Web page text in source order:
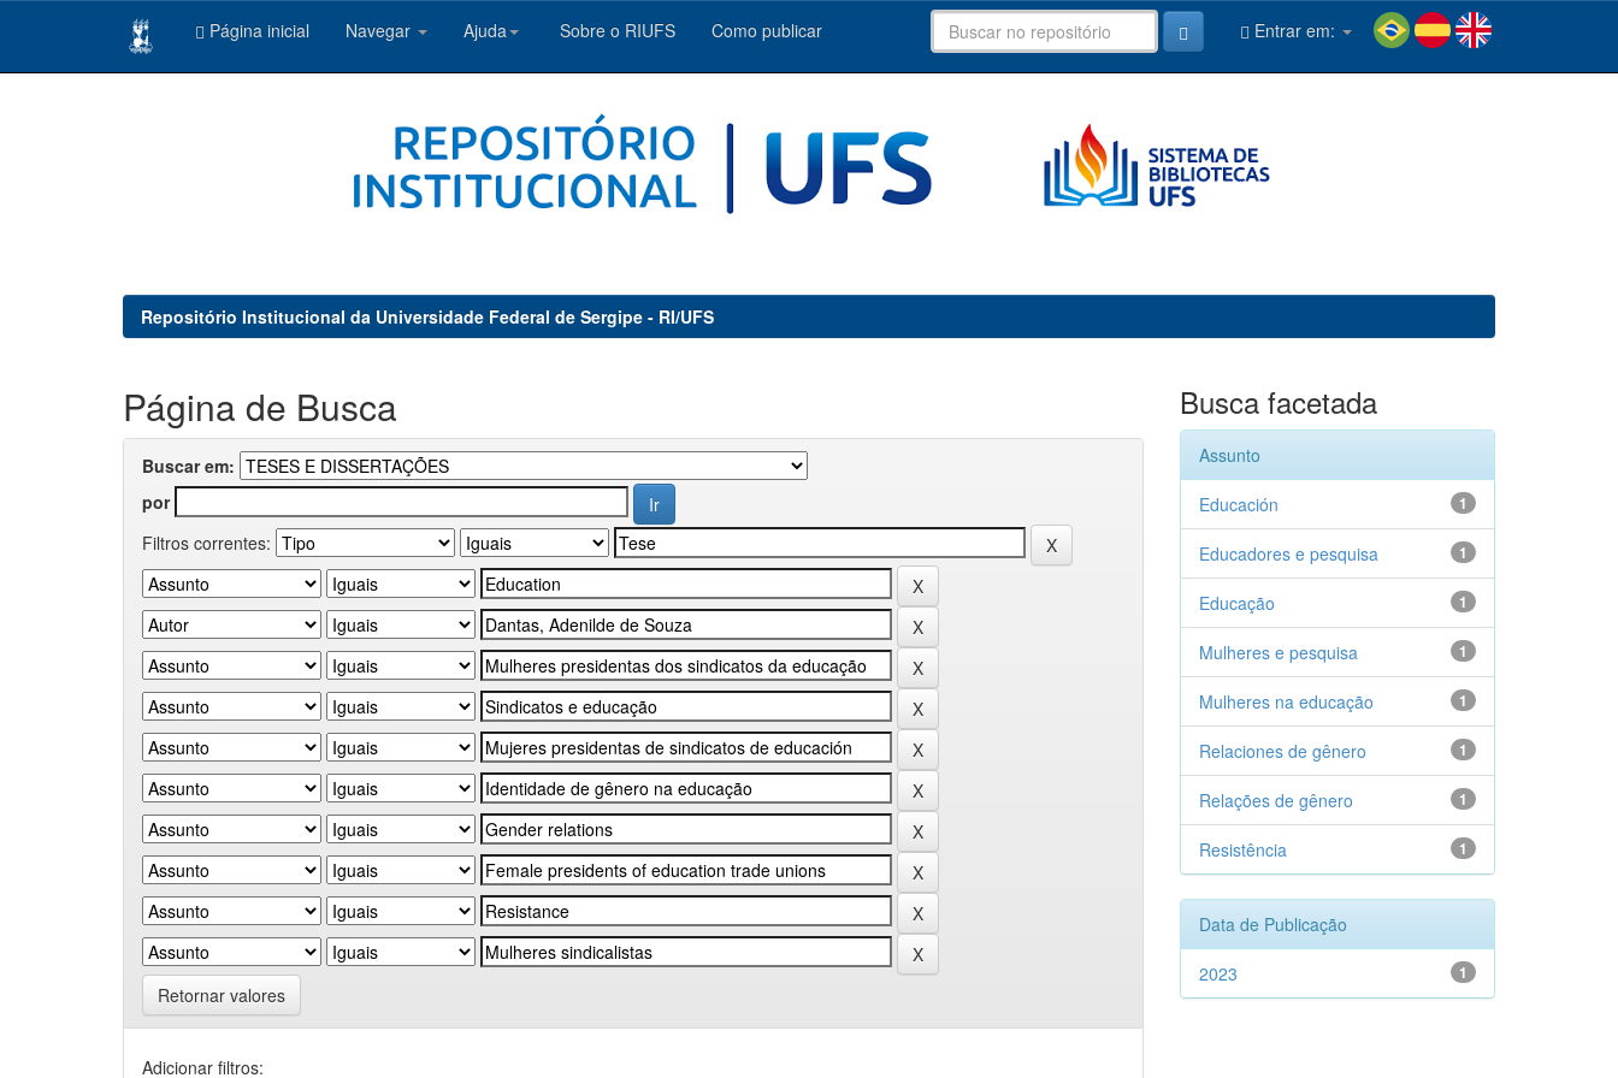
Página inicial Navegar Ajuda Sobre o RIUFS Como publicar Entrar em:
Repositório Institucional da Universidade Federal de Sergipe - RI/UFS
Página de Busca
Buscar em:
por
Filtros correntes:
Retornar valores
Adicionar filtros:
Busca facetada
Assunto
1
Educación
1
Educadores e pesquisa
1
Educação
1
Mulheres e pesquisa
1
Mulheres na educação
1
Relaciones de gênero
1
Relações de gênero
1
Resistência
Data de Publicação
1
2023